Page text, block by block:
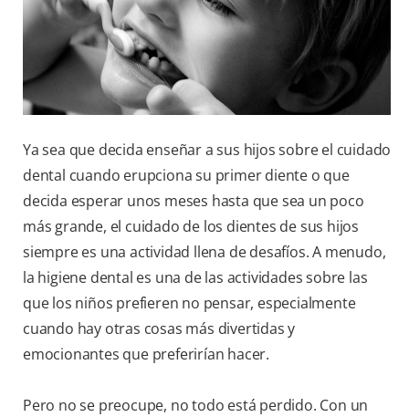
CUPONES
DONDE COMPRAR
PY (ES)
Ya sea que decida enseñar a sus hijos sobre el cuidado
dental cuando erupciona su primer diente o que
decida esperar unos meses hasta que sea un poco
más grande, el cuidado de los dientes de sus hijos
siempre es una actividad llena de desafíos. A menudo,
la higiene dental es una de las actividades sobre las
que los niños prefieren no pensar, especialmente
cuando hay otras cosas más divertidas y
emocionantes que preferirían hacer.
Pero no se preocupe, no todo está perdido. Con un